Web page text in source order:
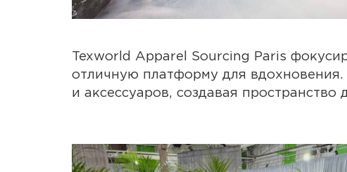
Texworld Apparel Sourcing Paris
отличную платформу для
и аксессуаров, создавая